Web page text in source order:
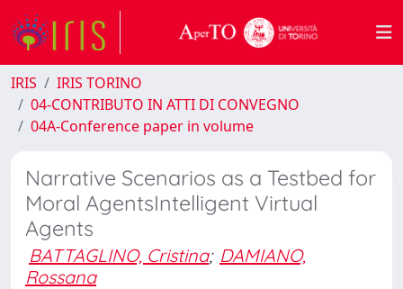
IRIS
IRIS TORINO
04-CONTRIBUTO IN ATTI DI CONVEGNO
04A-Conference paper in volume
Narrative Scenarios as a Testbed for
Moral AgentsIntelligent Virtual
Agents
BATTAGLINO, Cristina; DAMIANO,
Rossana